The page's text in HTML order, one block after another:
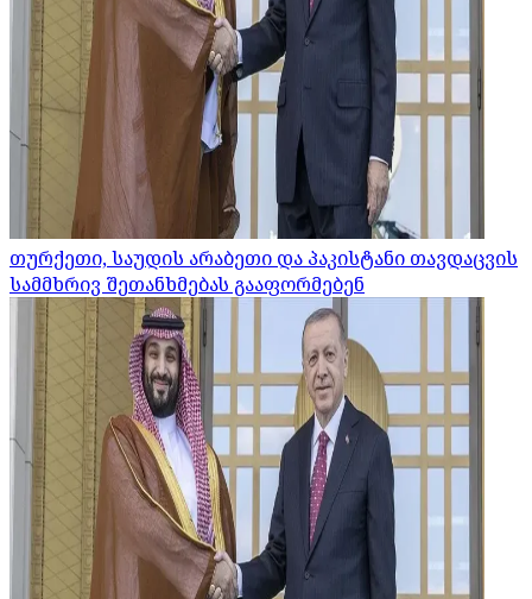
თურქეთი, საუდის არაბეთი და პაკისტანი თავდაცვის
სამმხრივ შეთანხმებას გააფორმებენ